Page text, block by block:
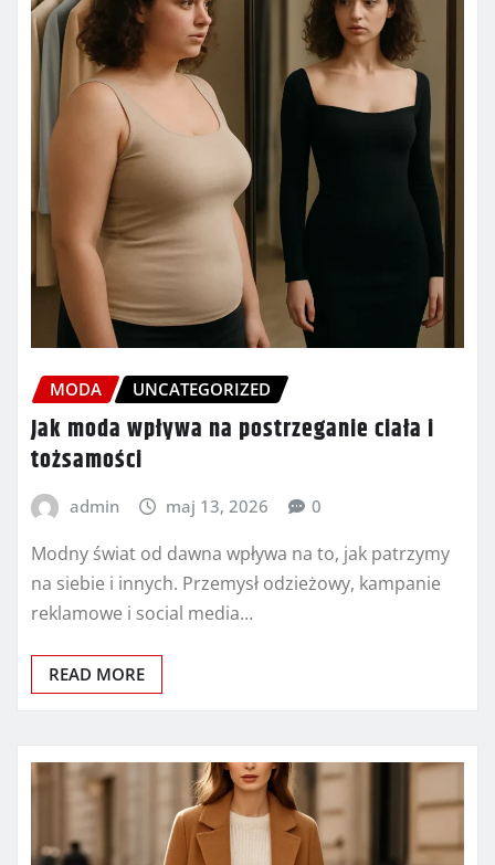
MODA UNCATEGORIZED
Jak moda wpływa na postrzeganie ciała i
tożsamości
admin maj 13, 2026 0
Modny świat od dawna wpływa na to, jak patrzymy
na siebie i innych. Przemysł odzieżowy, kampanie
reklamowe i social media…
READ MORE